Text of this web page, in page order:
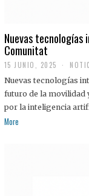
Nuevas
Comunitat
15 JUNIO, 2025
Nuevas tecnologías
futuro de la movilidad
por la inteligencia
More